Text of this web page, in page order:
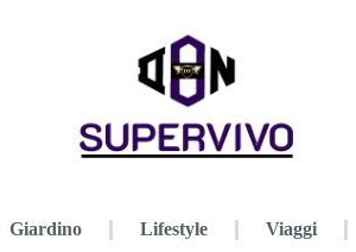
Giardino Lifestyle Viaggi